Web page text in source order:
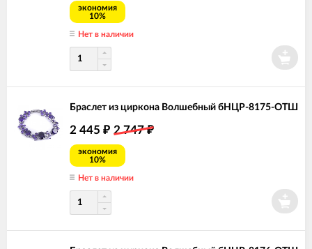
экономия
10%
Нет в наличии
Браслет из циркона Волшебный бНЦР-8175-ОТШ
2 445 ₽ 2 747₽
экономия
10%
Нет в наличии